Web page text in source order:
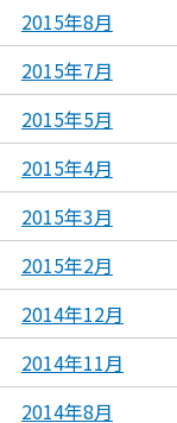
2015年8月
2015年7月
2015年5月
2015年4月
2015年3月
2015年2月
2014年12月
2014年11月
2014年8月